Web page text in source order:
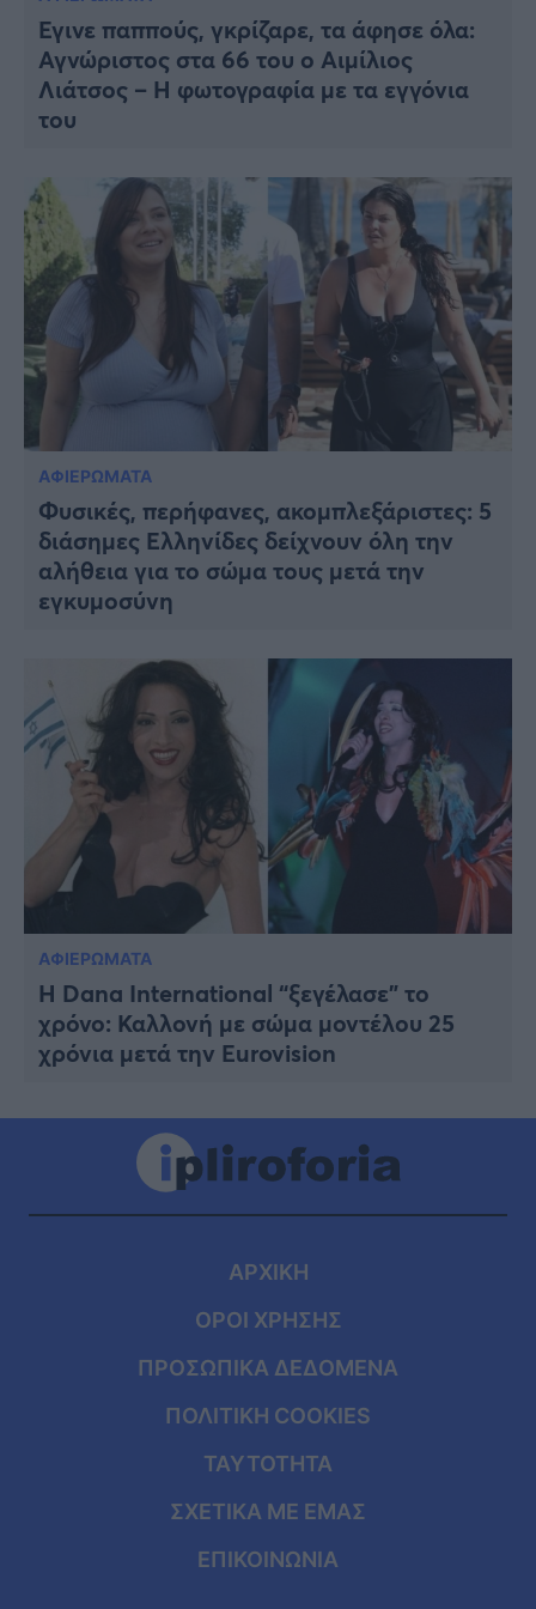
Έγινε παππούς, γκρίζαρε, τα άφησε όλα:
Αγνώριστος στα 66 του ο Αιμίλιος
Λιάτσος – Η φωτογραφία με τα εγγόνια
του
ΑΦΙΕΡΩΜΑΤΑ
Φυσικές, περήφανες, ακομπλεξάριστες: 5
διάσημες Ελληνίδες δείχνουν όλη την
αλήθεια για το σώμα τους μετά την
εγκυμοσύνη
ΑΦΙΕΡΩΜΑΤΑ
Η Dana International “ξεγέλασε” το
χρόνο: Καλλονή με σώμα μοντέλου 25
χρόνια μετά την Eurovision
ΑΡΧΙΚΗ
ΟΡΟΙ ΧΡΗΣΗΣ
ΠΡΟΣΩΠΙΚΑ ΔΕΔΟΜΕΝΑ
ΠΟΛΙΤΙΚΗ COOKIES
ΤΑΥΤΟΤΗΤΑ
ΣΧΕΤΙΚΑ ΜΕ ΕΜΑΣ
ΕΠΙΚΟΙΝΩΝΙΑ